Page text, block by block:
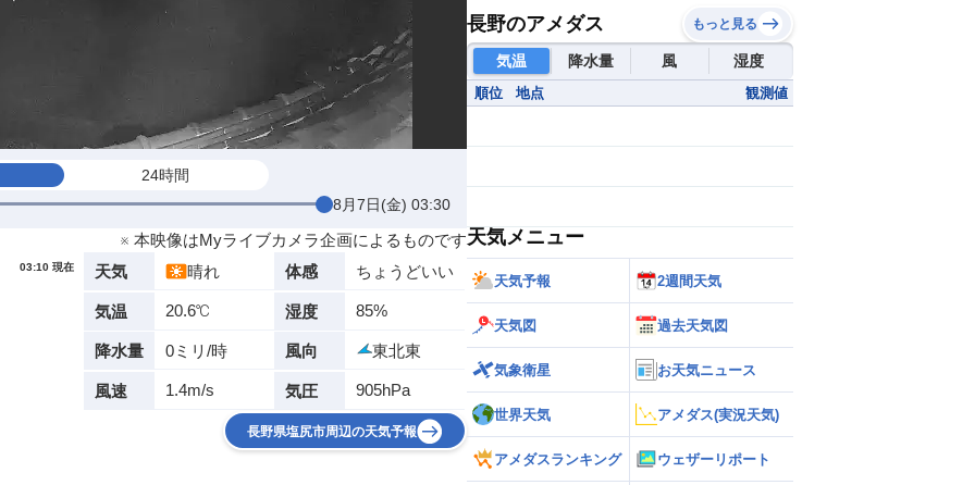
24時間
8月7日(金) 03:30
※ 本映像はMyライブカメラ企画によるものです
03:10 現在 天気 晴れ 体感 ちょうどいい
気温 20.6℃ 湿度 85%
降水量 0ミリ/時 風向 東北東
風速 1.4m/s 気圧 905hPa
長野県塩尻市周辺の天気予報
長野のアメダス もっと見る
気温 降水量 風 湿度
順位 地点 観測値
天気メニュー
天気予報 2週間天気
天気図 過去天気図
気象衛星 お天気ニュース
世界天気 アメダス(実況天気)
アメダスランキング ウェザーリポート